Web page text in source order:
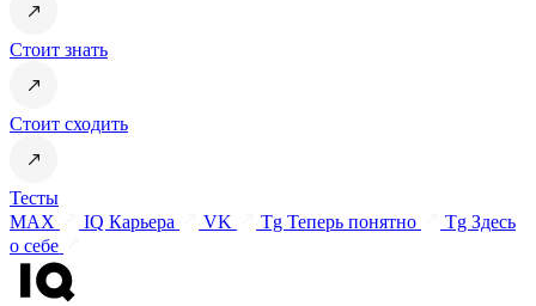
Стоит знать
Стоит сходить
Тесты
MAX
IQ Карьера VK Tg Теперь понятно
Tg Здесь
о себе